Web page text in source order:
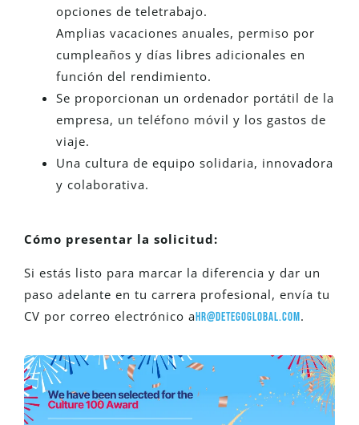
opciones de teletrabajo.
Amplias vacaciones anuales, permiso por
cumpleaños y días libres adicionales en
función del rendimiento.
Se proporcionan un ordenador portátil de la
empresa, un teléfono móvil y los gastos de
viaje.
Una cultura de equipo solidaria, innovadora
y colaborativa.
Cómo presentar la solicitud:
Si estás listo para marcar la diferencia y dar un
paso adelante en tu carrera profesional, envía tu
CV por correo electrónico ahr@detegoglobal.com.